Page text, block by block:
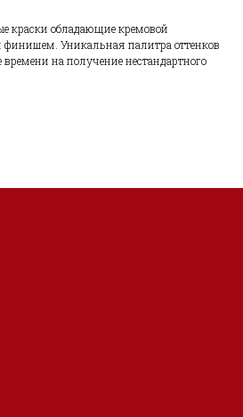
краски обладающие кремовой
Уникальная палитра оттенков
на получение нестандартного